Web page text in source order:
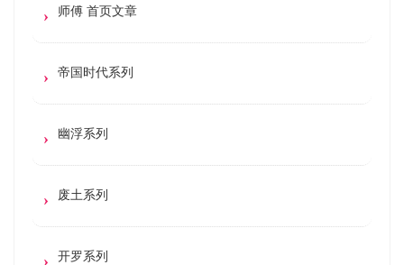
师傅 首页文章
帝国时代系列
幽浮系列
废土系列
开罗系列